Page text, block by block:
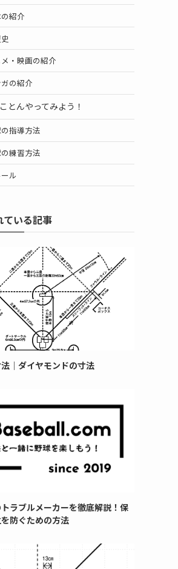
紹介
・映画の紹介
の紹介
とんやってみよう！
指導方法
練習方法
ル
ている記事
｜ダイヤモンドの寸法
ラブルメーカーを徹底解説！保
防ぐための方法